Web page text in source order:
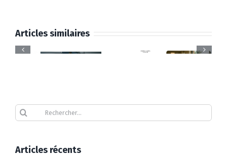
Articles similaires
accidentée
est sous-
évaluée
de 30 à
Conflit
quand
l’assureur
de
amiable
Recours
conseil
Rechercher
Articles récents